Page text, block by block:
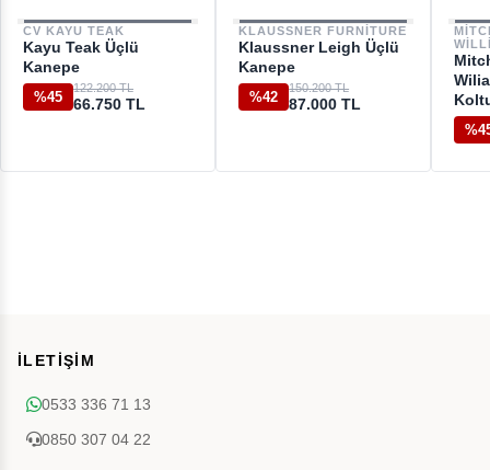
CV KAYU TEAK
Kayu Teak Üçlü
Kanepe
%45
122.200 TL
66.750 TL
KLAUSSNER FURNITURE
Klaussner Leigh Üçlü
Kanepe
%42
150.200 TL
87.000 TL
İLETİŞİM
0533 336 71 13
0850 307 04 22